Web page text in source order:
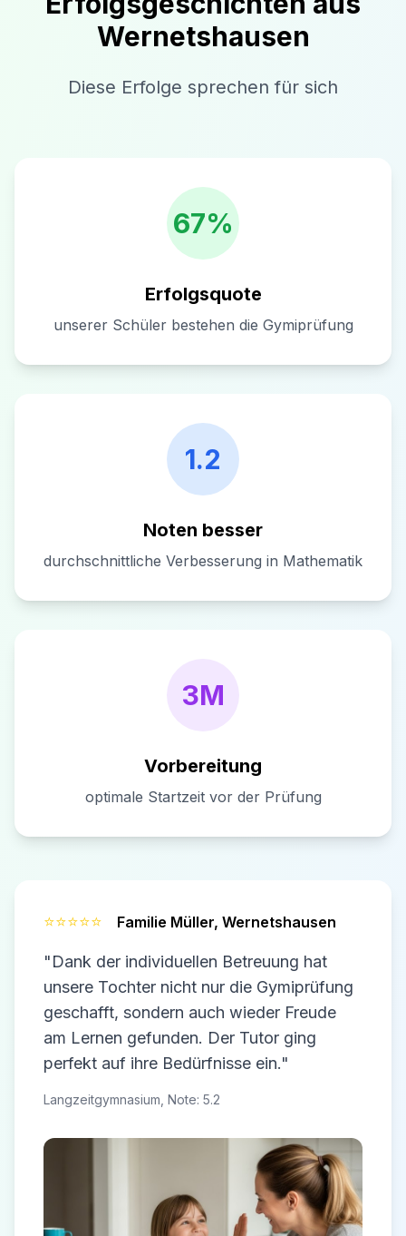
Wernetshausen
Diese Erfolge sprechen für sich
67%
Erfolgsquote
unserer Schüler bestehen die Gymiprüfung
1.2
Noten besser
durchschnittliche Verbesserung in Mathematik
3M
Vorbereitung
optimale Startzeit vor der Prüfung
⭐⭐⭐⭐⭐ Familie Müller, Wernetshausen
"Dank der individuellen Betreuung hat
unsere Tochter nicht nur die Gymiprüfung
geschafft, sondern auch wieder Freude
am Lernen gefunden. Der Tutor ging
perfekt auf ihre Bedürfnisse ein."
Langzeitgymnasium, Note: 5.2